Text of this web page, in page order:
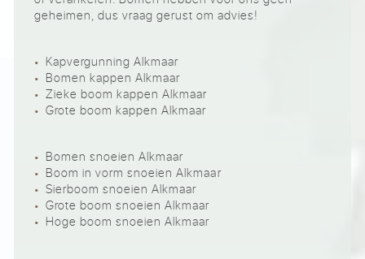
geheimen, dus vraag gerust om advies!
Kapvergunning Alkmaar
Bomen kappen Alkmaar
Zieke boom kappen Alkmaar
Grote boom kappen Alkmaar
Bomen snoeien Alkmaar
Boom in vorm snoeien Alkmaar
Sierboom snoeien Alkmaar
Grote boom snoeien Alkmaar
Hoge boom snoeien Alkmaar